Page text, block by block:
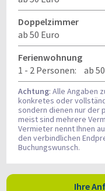
Doppelzimmer
ab 50 Euro
Ferienwohnung
1 - 2 Personen:
ab
Achtung: Alle Angaben
konkretes oder
sondern dienen nur der
meist sind mehrere
Vermieter nennt Ihnen
den verbindlichen
Buchungswunsch.
Ihre